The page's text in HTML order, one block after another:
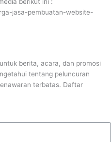
jasa-pembuatan-website-
berita, acara, dan promosi
tentang peluncuran
terbatas. Daftar